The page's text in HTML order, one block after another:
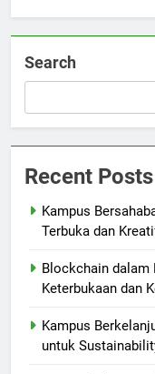
Search
Recent Posts
Kampus
Terbuka dan
Blockchain dalam
Keterbukaan dan
Kampus
untuk